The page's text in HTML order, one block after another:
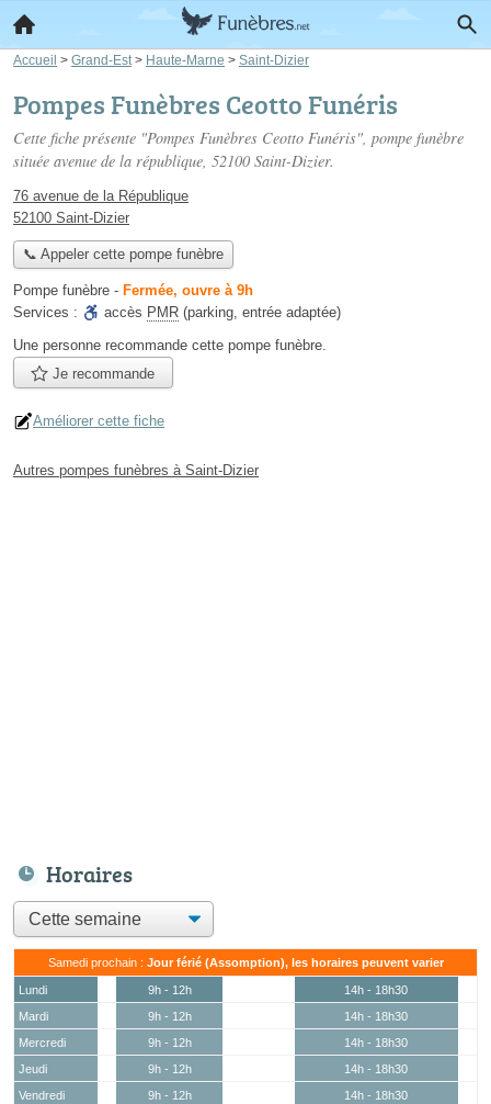
Accueil > Grand-Est > Haute-Marne > Saint-Dizier
Pompes Funèbres Ceotto Funéris
Cette fiche présente "Pompes Funèbres Ceotto Funéris", pompe funèbre
située avenue de la république, 52100 Saint-Dizier.
76 avenue de la République
52100 Saint-Dizier
📞 Appeler cette pompe funèbre
Pompe funèbre - Fermée, ouvre à 9h
Services :
accès PMR (parking, entrée adaptée)
Une personne recommande cette pompe funèbre.
Je recommande
Améliorer cette fiche
Autres pompes funèbres à Saint-Dizier
Horaires
Samedi prochain : Jour férié (Assomption), les horaires peuvent varier
Lundi 9h - 12h
14h - 18h30
Mardi
9h - 12h
14h - 18h30
Mercredi
9h - 12h
14h - 18h30
Jeudi
9h - 12h
14h - 18h30
Vendredi
9h - 12h
14h - 18h30